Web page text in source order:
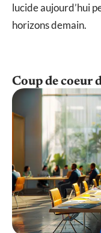
lucide aujourd’hui
horizons demain.
Coup de coeur